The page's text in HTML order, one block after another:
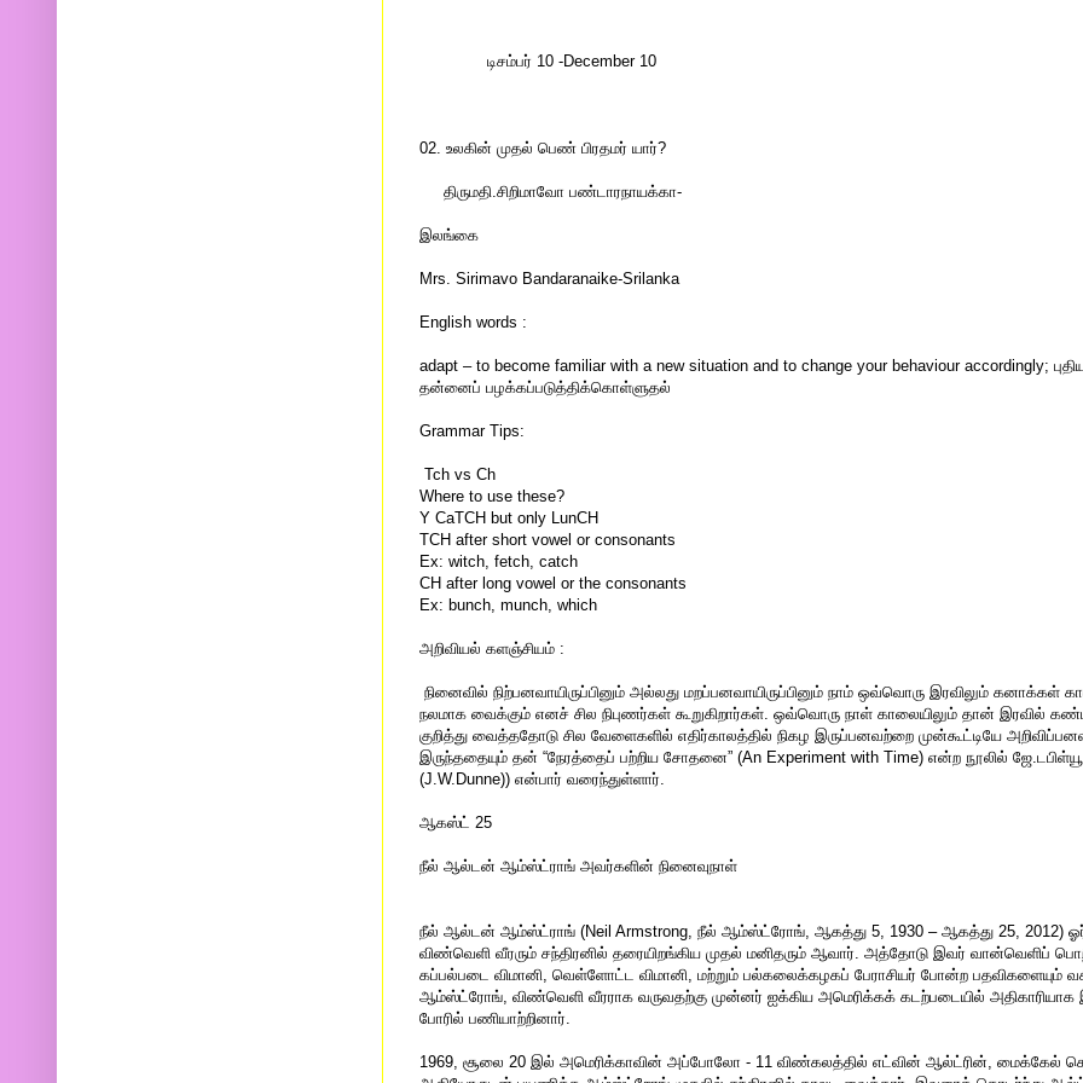
டிசம்பர் 10 -December 10
02. உலகின் முதல் பெண் பிரதமர் யார்?
திருமதி.சிறிமாவோ பண்டாரநாயக்கா-
இலங்கை
Mrs. Sirimavo Bandaranaike-Srilanka
English words :
adapt – to become familiar with a new situation and to change your behaviour accordingly;
தன்னைப் பழக்கப்படுத்திக்கொள்ளுதல்
Grammar Tips:
Tch vs Ch
Where to use these?
Y CaTCH but only LunCH
TCH after short vowel or consonants
Ex: witch, fetch, catch
CH after long vowel or the consonants
Ex: bunch, munch, which
அறிவியல் களஞ்சியம் :
நினைவில் நிற்பனவாயிருப்பினும் அல்லது மறப்பனவாயிருப்பினும் நாம் ஒவ்வொரு இரவிலும்
நலமாக வைக்கும் எனச் சில நிபுணர்கள் கூறுகிறார்கள். ஒவ்வொரு நாள் காலையிலும் தான் இரவில்
குறித்து வைத்ததோடு சில வேளைகளில் எதிர்காலத்தில் நிகழ இருப்பனவற்றை முன்கூட்டியே
இருந்ததையும் தன் “நேரத்தைப் பற்றிய சோதனை” (An Experiment with Time) என்ற நூலில்
(J.W.Dunne)) என்பார் வரைந்துள்ளார்.
ஆகஸ்ட் 25
நீல் ஆல்டன் ஆம்ஸ்ட்ராங் அவர்களின் நினைவுநாள்
நீல் ஆல்டன் ஆம்ஸ்ட்ராங் (Neil Armstrong, நீல் ஆம்ஸ்ட்ரோங், ஆகத்து 5, 1930 – ஆகத்து 25, 2012)
விண்வெளி வீரரும் சந்திரனில் தரையிறங்கிய முதல் மனிதரும் ஆவார். அத்தோடு இவர் வான்வெளிப்
கப்பல்படை விமானி, வெள்ளோட்ட விமானி, மற்றும் பல்கலைக்கழகப் பேராசியர் போன்ற பதவிகளையும்
ஆம்ஸ்ட்ரோங், விண்வெளி வீரராக வருவதற்கு முன்னர் ஐக்கிய அமெரிக்கக் கடற்படையில் அதிகாரியாக
போரில் பணியாற்றினார்.
1969, சூலை 20 இல் அமெரிக்காவின் அப்போலோ - 11 விண்கலத்தில் எட்வின் ஆல்ட்ரின், மைக்கேல்